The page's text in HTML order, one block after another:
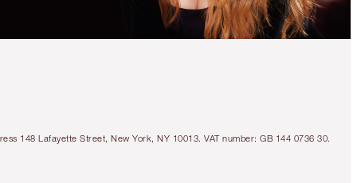
148 Lafayette Street, New York, NY 10013. VAT number: GB 144 0736 30.